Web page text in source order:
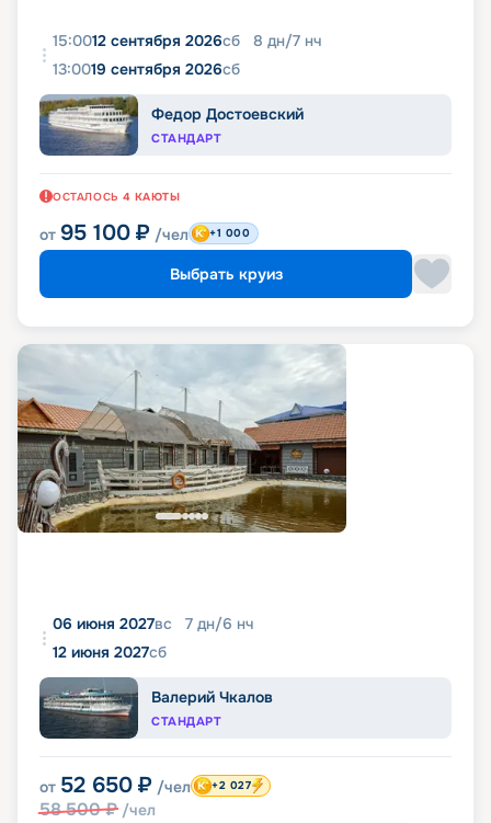
15:0012 сентября 2026сб 8 дн/7 нч
13:0019 сентября 2026сб
Федор Достоевский
СТАНДАРТ
ОСТАЛОСЬ 4 КАЮТЫ
от 95 100 ₽ /чел +1 000
Выбрать круиз
06 июня 2027вс 7 дн/6 нч
12 июня 2027сб
Валерий Чкалов
СТАНДАРТ
от 52 650 ₽ /чел
58 500₽ /чел
+2 027